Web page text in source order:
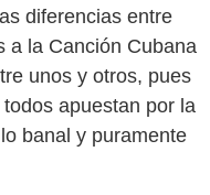
diferencias entre
a la Canción Cubana
unos y otros, pues
apuestan por la
banal y puramente